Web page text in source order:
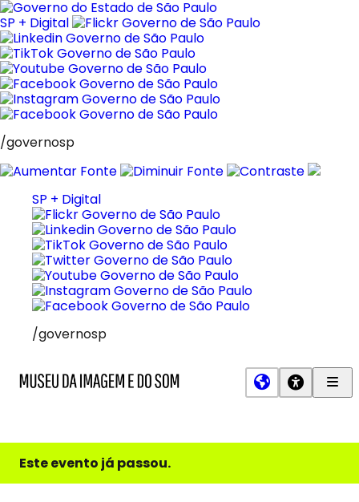
Pular
para
o
conteúdo
SP + Digital
/governosp
SP + Digital
/governosp
e
do
Este evento já passou.